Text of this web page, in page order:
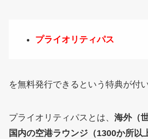
プライオリティパス
を無料発行できるという特典が付
プライオリティパスとは、 海外（
国内の空港ラウンジ（1300か所以